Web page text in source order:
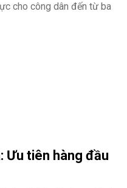
cho công dân đến từ ba
Ưu tiên hàng đầu